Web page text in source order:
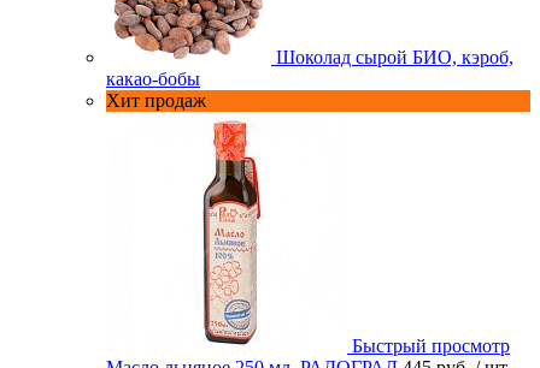
Шоколад сырой БИО, кэроб,
какао-бобы
Хит продаж
Быстрый просмотр